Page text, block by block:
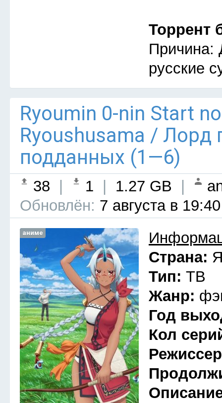
Торрент
Причина:
русские
Ryoumin 0-nin Start
Ryoushusama / Лорд
подданных (1—6)
38 1 1.27 GB
Обновлён: 7 августа в 19:40
аниме
Страна:
Тип: ТВ
Жанр:
Год
Кол